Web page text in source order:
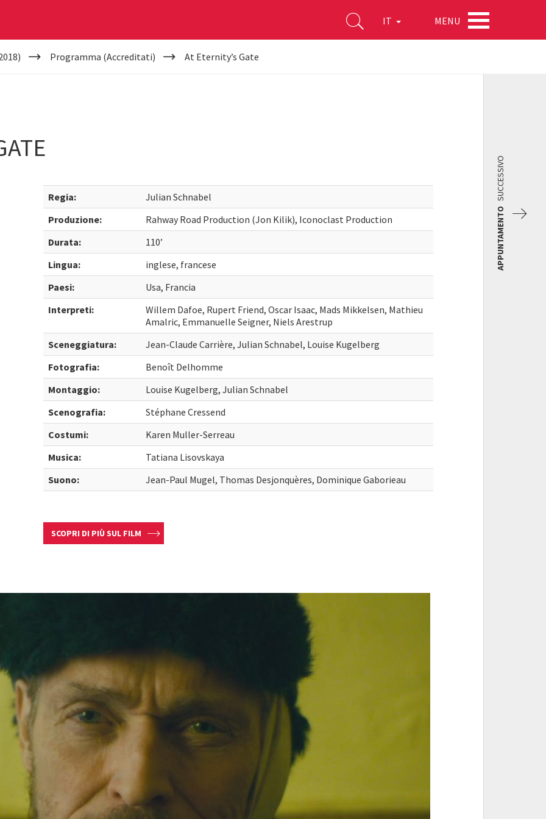
IT MENU
Programma (Accreditati) At Eternity’s Gate
Regia:
Julian Schnabel
Produzione:
Rahway Road Production (Jon Kilik), Iconoclast Production
Durata:
110’
Lingua:
inglese, francese
Paesi:
Usa, Francia
Interpreti:
Willem Dafoe, Rupert Friend, Oscar Isaac, Mads Mikkelsen, Mathieu
Amalric, Emmanuelle Seigner, Niels Arestrup
Sceneggiatura:
Jean-Claude Carrière, Julian Schnabel, Louise Kugelberg
Fotografia:
Benoît Delhomme
Montaggio:
Louise Kugelberg, Julian Schnabel
Scenografia:
Stéphane Cressend
Costumi:
Karen Muller-Serreau
Musica:
Tatiana Lisovskaya
Suono:
Jean-Paul Mugel, Thomas Desjonquères, Dominique Gaborieau
SCOPRI DI PIÙ SUL FILM
APPUNTAMENTO
SUCCESSIVO